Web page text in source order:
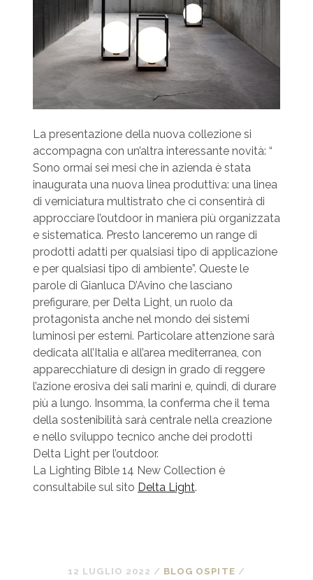
La presentazione della nuova collezione si
accompagna con un’altra interessante novità: “
Sono ormai sei mesi che in azienda è stata
inaugurata una nuova linea produttiva: una linea
di verniciatura multistrato che ci consentirà di
approcciare l’outdoor in maniera più organizzata
e sistematica. Presto lanceremo un range di
prodotti adatti per qualsiasi tipo di applicazione
e per qualsiasi tipo di ambiente”. Queste le
parole di Gianluca D’Avino che lasciano
prefigurare, per Delta Light, un ruolo da
protagonista anche nel mondo dei sistemi
luminosi per esterni. Particolare attenzione sarà
dedicata all’Italia e all’area mediterranea, con
apparecchiature di design in grado di reggere
l’azione erosiva dei sali marini e, quindi, di durare
più a lungo. Insomma, la conferma che il tema
della sostenibilità sarà centrale nella creazione
e nello sviluppo tecnico anche dei prodotti
Delta Light per l’outdoor.
La Lighting Bible 14 New Collection è
consultabile sul sito Delta Light.
12 LUGLIO 2022 / BLOG OSPITE /